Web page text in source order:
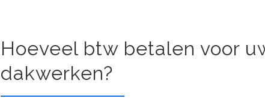
Hoeveel btw betalen voor
dakwerken?